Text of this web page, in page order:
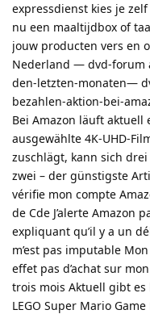
expressdienst kies je
nu een maaltijdbox of
jouw producten vers en
Nederland — dvd-forum
den-letzten-monaten—
bezahlen-aktion-bei-
Bei Amazon läuft
ausgewählte 4K-UHD-
zuschlägt, kann sich
zwei – der günstigste
vérifie mon compte
de Cde J’alerte Amazon
expliquant qu’il y a un
m’est pas imputable
effet pas d’achat sur
trois mois Aktuell gibt
LEGO Super Mario